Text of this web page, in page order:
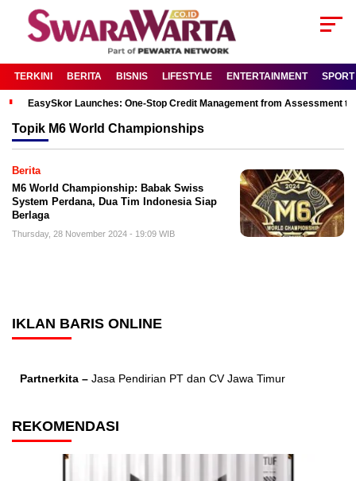
TERKINI BERITA BISNIS LIFESTYLE ENTERTAINMENT SPORT
EasySkor Launches: One-Stop Credit Management from Assessment
Topik M6 World Championships
Berita
M6 World Championship: Babak Swiss
System Perdana, Dua Tim Indonesia Siap
Berlaga
Thursday, 28 November 2024 - 19:09 WIB
IKLAN BARIS ONLINE
Partnerkita – Jasa Pendirian PT dan CV Jawa Timur
REKOMENDASI